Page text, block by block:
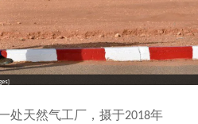
处天然气工厂，摄于2018年